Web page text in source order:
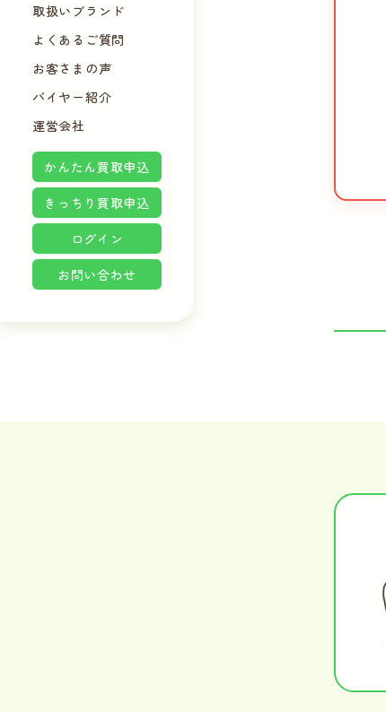
取扱いブランド
よくあるご質問
お客さまの声
バイヤー紹介
運営会社
かんたん買取申込
きっちり買取申込
ログイン
お問い合わせ